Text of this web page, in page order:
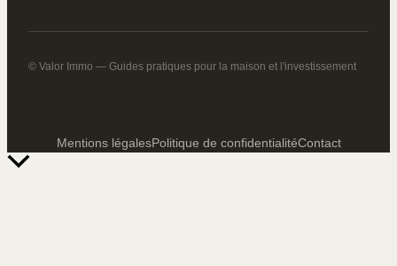
© Valor Immo — Guides pratiques pour la maison et l'investissement
Mentions légalesPolitique de confidentialitéContact